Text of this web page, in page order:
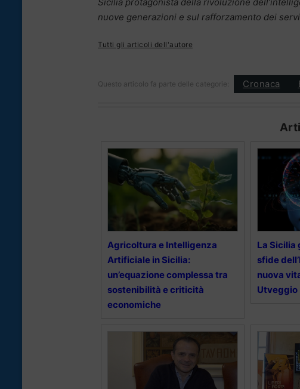
nuove generazioni e sul rafforzamento dei
Tutti gli articoli dell'autore
Questo articolo fa parte delle categorie: Cronaca
Agricoltura e Intelligenza
Artificiale in Sicilia:
un’equazione complessa tra
sostenibilità e criticità
economiche
La Sicilia
sfide
nuova
Utveggio